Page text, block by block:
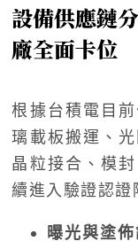
設備供應鏈
廠全面卡位
根據台積電目
璃載板搬運、
晶粒接合、模
續進入驗證認證
曝光與塗